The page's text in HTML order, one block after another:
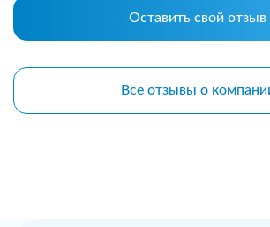
Оставить свой отзыв
Все отзывы о